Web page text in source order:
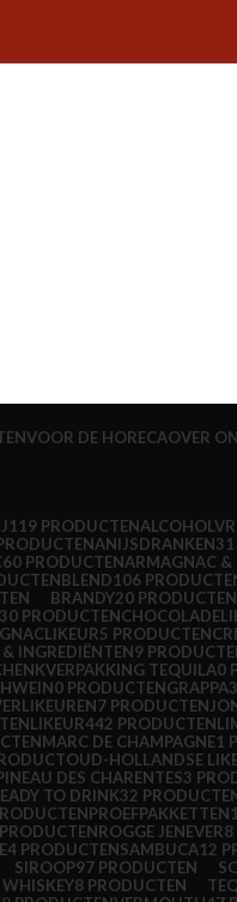
VOOR DE HORECAOVER
119 PRODUCTEN
ANIJSDRANKEN31
60 PRODUCTENARMAGNAC &
BLEND106
BRANDY20 PRODUCTEN
30 PRODUCTEN
5 PRODUCTEN
INGREDIËNTEN9
TEQUILA0
0 PRODUCTENGRAPPA
7 PRODUCTEN
LIKEUR442 PRODUCTEN
MARC DE CHAMPAGNE1
OUD-HOLLANDSE
DES CHARENTES3
TO DRINK32
PROEFPAKKETTEN
ROGGE JENEVER8
4 PRODUCTENSAMBUCA12
SIROOP97 PRODUCTEN
WHISKEY8 PRODUCTEN